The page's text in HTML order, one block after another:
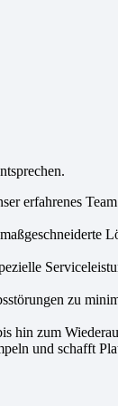
erfahrenes
zu
hin zum
und schafft